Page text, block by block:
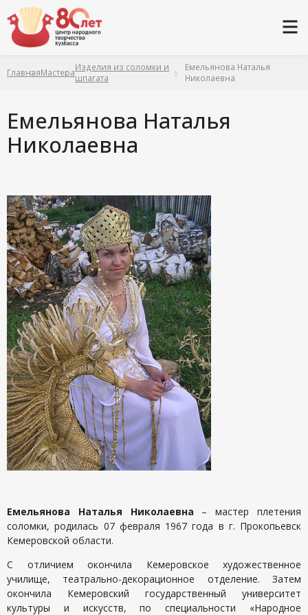
ГлавнаяМастераИзделия из соломки и
шпагата
Емельянова Наталья
Николаевна
Емельянова Наталья
Николаевна
Емельянова Наталья Николаевна – мастер плетения
соломки, родилась 07 февраля 1967 года в г. Прокопьевск
Кемеровской области.
С отличием окончила Кемеровское художественное
училище, театрально-декорационное отделение. Затем
окончила Кемеровский государственный университет
культуры и искусств, по специальности «Народное